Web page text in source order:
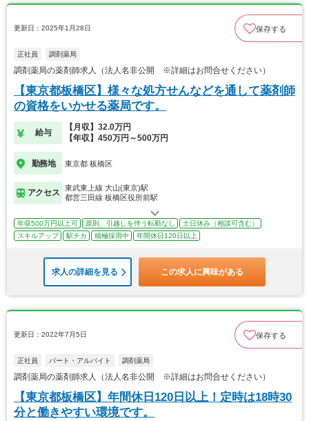
更新日：2025年1月28日 保存する
正社員 調剤薬局
調剤薬局の薬剤師求人（法人名非公開 ※詳細はお問合せください）
【東京都板橋区】様々な処方せんなどを通して薬剤師
の資格をいかせる薬局です。
給与
【月収】32.0万円
【年収】450万円～500万円
勤務地 東京都 板橋区
アクセス
東武東上線 大山(東京)駅
都営三田線 板橋区役所前駅
年収500万円以上可 原則、引越しを伴う転勤なし
土日休み（相談可含む）
スキルアップ
駅チカ 積極採用中 年間休日120日以上
求人の詳細を見る この求人に興味がある
更新日：2022年7月5日 保存する
正社員 パート・アルバイト 調剤薬局
調剤薬局の薬剤師求人（法人名非公開 ※詳細はお問合せください）
【東京都板橋区】年間休日120日以上！定時は18時30
分と働きやすい環境です。